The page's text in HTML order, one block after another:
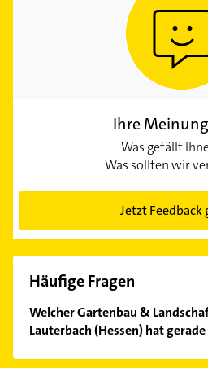
Ihre
Was gefällt
Was sollten wir
Jetzt Feedback
Häufige Fragen
Welcher Gartenbau &
Lauterbach (Hessen) hat
Im Anbieter-Bereich finden Sie